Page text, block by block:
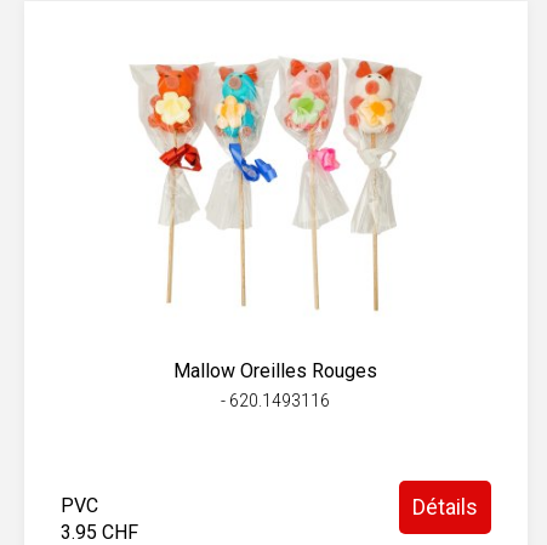
Mallow Oreilles Rouges
- 620.1493116
PVC
3.95 CHF
Détails